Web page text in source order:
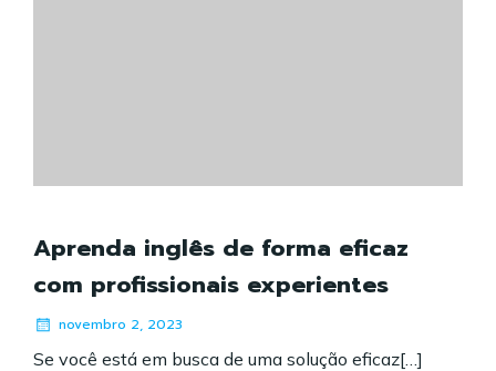
Aprenda inglês de forma eficaz
com profissionais experientes
novembro 2, 2023
Se você está em busca de uma solução eficaz[…]